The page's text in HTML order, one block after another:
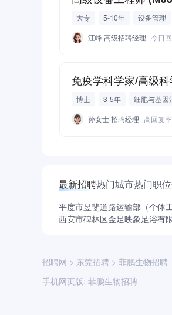
大专 5-10年 设备管理
汪峰·高级招聘经理 今日
免疫学科学家/高级
博士 3-5年 细胞与基因
抗肿瘤研发
孙女士·招聘经理 高回复率
最新招聘热门城市热门职位
平度市昱斐道路运输部（个体工
西安市碑林区金足映象足浴有
招聘网 > 东莞招聘 > 菲鹏生物招聘
手机网页版: 菲鹏生物招聘